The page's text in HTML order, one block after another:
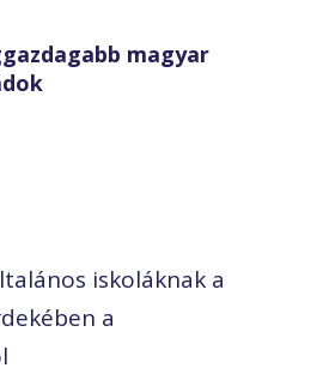
magyar
iskoláknak a
a